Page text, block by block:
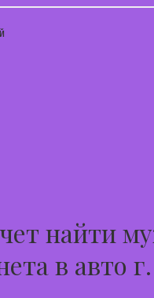
найти
в авто